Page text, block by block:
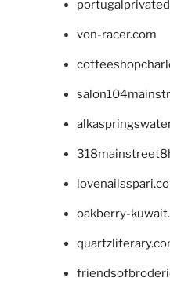
von-racer.com
oakberry-